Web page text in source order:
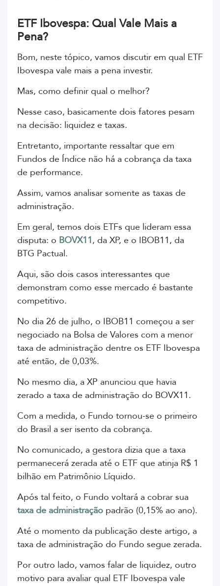
ETF Ibovespa: Qual Vale Mais a
Pena?
Bom, neste tópico, vamos discutir em qual ETF
Ibovespa vale mais a pena investir.
Mas, como definir qual o melhor?
Nesse caso, basicamente dois fatores pesam
na decisão: liquidez e taxas.
Entretanto, importante ressaltar que em
Fundos de Índice não há a cobrança da taxa
de performance.
Assim, vamos analisar somente as taxas de
administração.
Em geral, temos dois ETFs que lideram essa
disputa: o BOVX11, da XP, e o IBOB11, da
BTG Pactual.
Aqui, são dois casos interessantes que
demonstram como esse mercado é bastante
competitivo.
No dia 26 de julho, o IBOB11 começou a ser
negociado na Bolsa de Valores com a menor
taxa de administração dentre os ETF Ibovespa
até então, de 0,03%.
No mesmo dia, a XP anunciou que havia
zerado a taxa de administração do BOVX11.
Com a medida, o Fundo tornou-se o primeiro
do Brasil a ser isento da cobrança.
No comunicado, a gestora dizia que a taxa
permanecerá zerada até o ETF que atinja R$ 1
bilhão em Patrimônio Líquido.
Após tal feito, o Fundo voltará a cobrar sua
taxa de administração padrão (0,15% ao ano).
Até o momento da publicação deste artigo, a
taxa de administração do Fundo segue zerada.
Por outro lado, vamos falar de liquidez, outro
motivo para avaliar qual ETF Ibovespa vale